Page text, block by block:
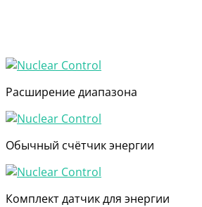
Расширение диапазона
Обычный счётчик энергии
Комплект датчик для энергии